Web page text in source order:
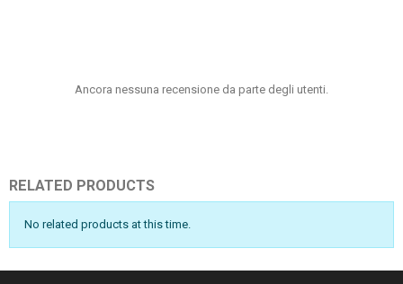
Ancora nessuna recensione da parte degli utenti.
RELATED PRODUCTS
No related products at this time.